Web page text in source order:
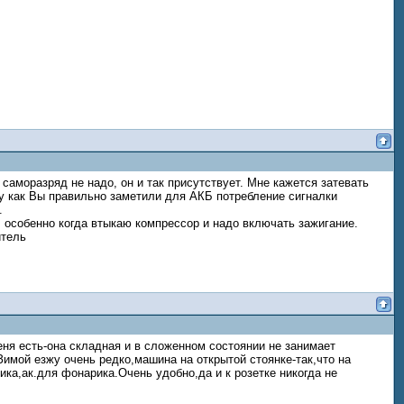
не надо, он и так присутствует. Мне кажется затевать
Вы правильно заметили для АКБ потребление сигналки
когда втыкаю компрессор и надо включать зажигание.
есть-она складная и в сложенном состоянии не занимает
езжу очень редко,машина на открытой стоянке-так,что на
фонарика.Очень удобно,да и к розетке никогда не